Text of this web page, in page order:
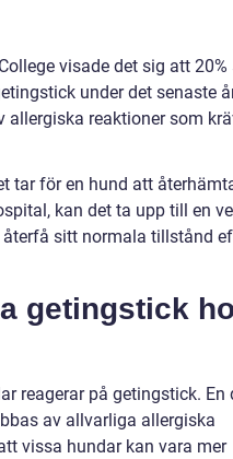
visade det sig att 20%
under det senaste
allergiska reaktioner som
tar för en hund att
kan det ta upp till en
sitt normala tillstånd
getingstick
reagerar på getingstick. En
av allvarliga allergiska
vissa hundar kan vara mer